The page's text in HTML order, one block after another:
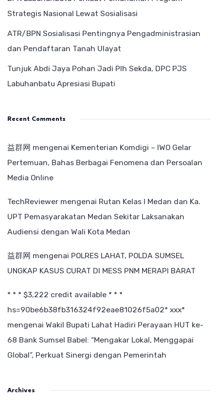
Strategis Nasional Lewat Sosialisasi
ATR/BPN Sosialisasi Pentingnya Pengadministrasian
dan Pendaftaran Tanah Ulayat
Tunjuk Abdi Jaya Pohan Jadi Plh Sekda, DPC PJS
Labuhanbatu Apresiasi Bupati
Recent Comments
益群网 mengenai Kementerian Komdigi – IWO Gelar
Pertemuan, Bahas Berbagai Fenomena dan Persoalan
Media Online
TechReviewer mengenai Rutan Kelas I Medan dan Ka.
UPT Pemasyarakatan Medan Sekitar Laksanakan
Audiensi dengan Wali Kota Medan
益群网 mengenai POLRES LAHAT, POLDA SUMSEL
UNGKAP KASUS CURAT DI MESS PNM MERAPI BARAT
* * * $3,222 credit available * * *
hs=90be6b38fb316324f92eae81026f5a02* ххх*
mengenai Wakil Bupati Lahat Hadiri Perayaan HUT ke-
68 Bank Sumsel Babel: “Mengakar Lokal, Menggapai
Global”, Perkuat Sinergi dengan Pemerintah
Archives